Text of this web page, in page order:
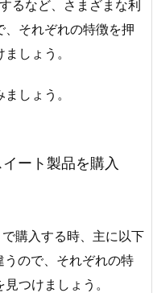
るなど、さまざまな利
、それぞれの特徴を押
しょう。
しょう。
ート製品を購入
購入する時、主に以下
ので、それぞれの特
つけましょう。